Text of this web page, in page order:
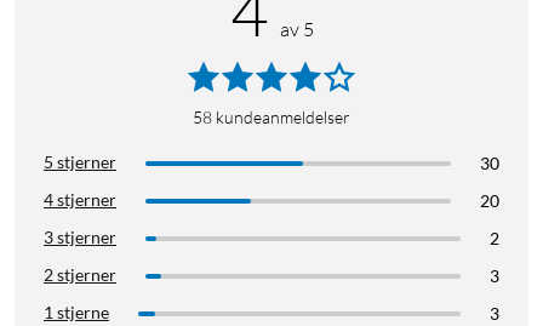
av 5
58 kundeanmeldelser
5 stjerner
30
4 stjerner
20
3 stjerner
2
2 stjerner
3
1 stjerne
3